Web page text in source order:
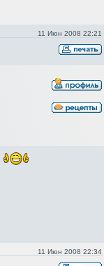
11 Июн 2008 22:21
11 Июн 2008 22:34